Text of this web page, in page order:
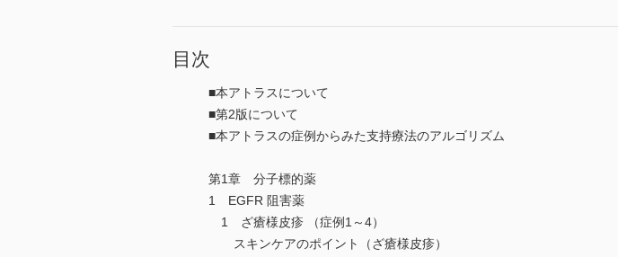
目次
■本アトラスについて
■第2版について
■本アトラスの症例からみた支持療法のアルゴリズム
第1章 分子標的薬
1 EGFR 阻害薬
1 ざ瘡様皮疹 （症例1～4）
スキンケアのポイント（ざ瘡様皮疹）